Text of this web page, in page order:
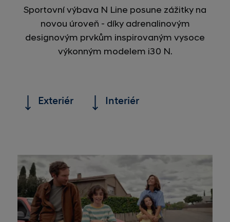
Sportovní výbava N Line posune zážitky na
novou úroveň - díky adrenalinovým
designovým prvkům inspirovaným vysoce
výkonným modelem i30 N.
Exteriér Interiér